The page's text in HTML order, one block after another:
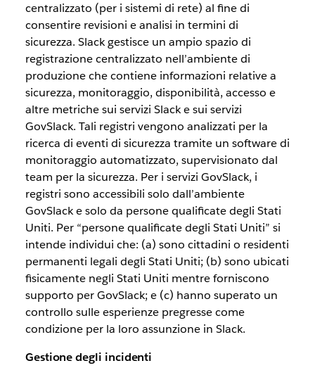
centralizzato (per i sistemi di rete) al fine di
consentire revisioni e analisi in termini di
sicurezza. Slack gestisce un ampio spazio di
registrazione centralizzato nell’ambiente di
produzione che contiene informazioni relative a
sicurezza, monitoraggio, disponibilità, accesso e
altre metriche sui servizi Slack e sui servizi
GovSlack. Tali registri vengono analizzati per la
ricerca di eventi di sicurezza tramite un software di
monitoraggio automatizzato, supervisionato dal
team per la sicurezza. Per i servizi GovSlack, i
registri sono accessibili solo dall’ambiente
GovSlack e solo da persone qualificate degli Stati
Uniti. Per “persone qualificate degli Stati Uniti” si
intende individui che: (a) sono cittadini o residenti
permanenti legali degli Stati Uniti; (b) sono ubicati
fisicamente negli Stati Uniti mentre forniscono
supporto per GovSlack; e (c) hanno superato un
controllo sulle esperienze pregresse come
condizione per la loro assunzione in Slack.
Gestione degli incidenti